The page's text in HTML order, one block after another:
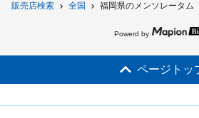
販売店検索 全国 福岡県のメンソレータ
Powerd by
ページトッ